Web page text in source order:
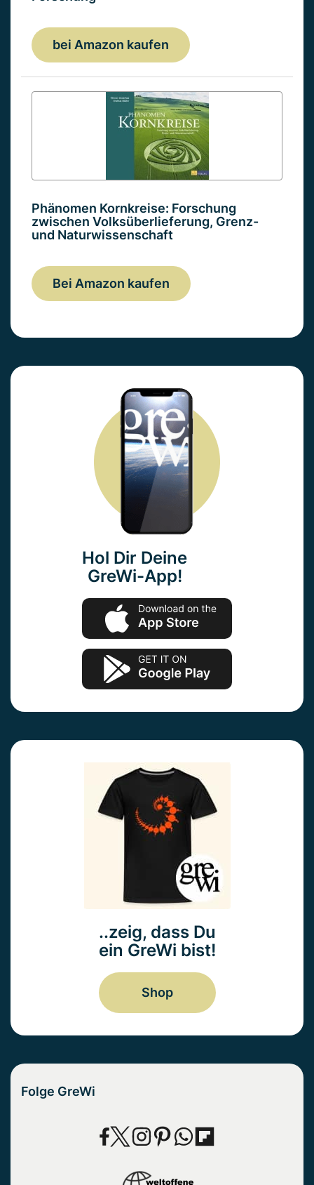
bei Amazon kaufen
Phänomen Kornkreise: Forschung
zwischen Volksüberlieferung, Grenz-
und Naturwissenschaft
Bei Amazon kaufen
Hol Dir Deine
GreWi-App!
..zeig, dass Du
ein GreWi bist!
Shop
Folge GreWi